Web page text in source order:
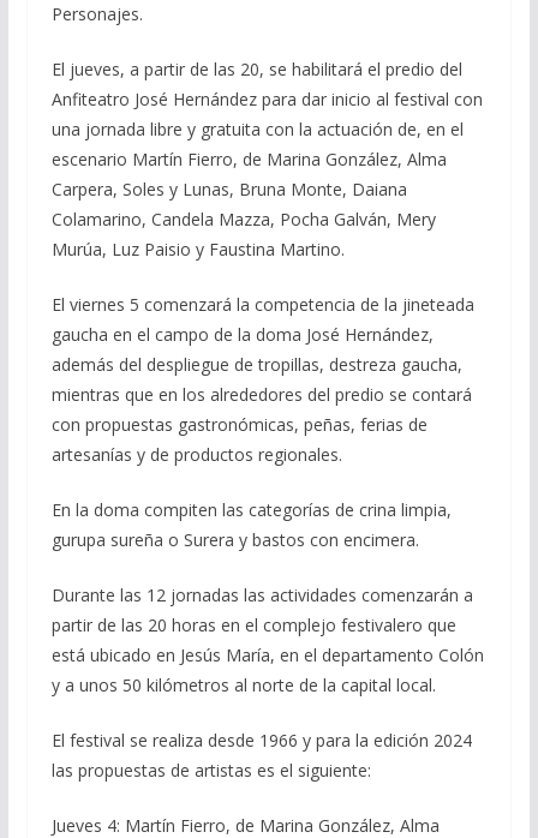
Personajes.
El jueves, a partir de las 20, se habilitará el predio del
Anfiteatro José Hernández para dar inicio al festival con
una jornada libre y gratuita con la actuación de, en el
escenario Martín Fierro, de Marina González, Alma
Carpera, Soles y Lunas, Bruna Monte, Daiana
Colamarino, Candela Mazza, Pocha Galván, Mery
Murúa, Luz Paisio y Faustina Martino.
El viernes 5 comenzará la competencia de la jineteada
gaucha en el campo de la doma José Hernández,
además del despliegue de tropillas, destreza gaucha,
mientras que en los alrededores del predio se contará
con propuestas gastronómicas, peñas, ferias de
artesanías y de productos regionales.
En la doma compiten las categorías de crina limpia,
gurupa sureña o Surera y bastos con encimera.
Durante las 12 jornadas las actividades comenzarán a
partir de las 20 horas en el complejo festivalero que
está ubicado en Jesús María, en el departamento Colón
y a unos 50 kilómetros al norte de la capital local.
El festival se realiza desde 1966 y para la edición 2024
las propuestas de artistas es el siguiente:
Jueves 4: Martín Fierro, de Marina González, Alma